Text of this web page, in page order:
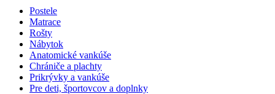
Postele
Matrace
Rošty
Nábytok
Anatomické vankúše
Chrániče a plachty
Prikrývky a vankúše
Pre deti, športovcov a doplnky